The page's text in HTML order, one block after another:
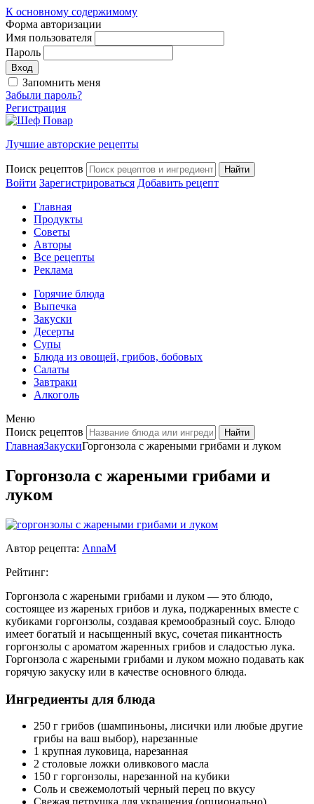
К основному содержимому
Форма авторизации
Имя пользователя
Пароль
Запомнить меня
Забыли пароль?
Регистрация
Лучшие авторские рецепты
Поиск рецептов
Войти Зарегистрироваться Добавить рецепт
Главная
Продукты
Советы
Авторы
Все рецепты
Реклама
Горячие блюда
Выпечка
Закуски
Десерты
Супы
Блюда из овощей, грибов, бобовых
Салаты
Завтраки
Алкоголь
Меню
Поиск рецептов
ГлавнаяЗакускиГоргонзола с жареными грибами и луком
Горгонзола с жареными грибами и
луком
Автор рецепта: AnnaM
Рейтинг:
Горгонзола с жареными грибами и луком — это блюдо,
состоящее из жареных грибов и лука, поджаренных вместе с
кубиками горгонзолы, создавая кремообразный соус. Блюдо
имеет богатый и насыщенный вкус, сочетая пикантность
горгонзолы с ароматом жаренных грибов и сладостью лука.
Горгонзола с жареными грибами и луком можно подавать как
горячую закуску или в качестве основного блюда.
Ингредиенты для блюда
250 г грибов (шампиньоны, лисички или любые другие
грибы на ваш выбор), нарезанные
1 крупная луковица, нарезанная
2 столовые ложки оливкового масла
150 г горгонзолы, нарезанной на кубики
Соль и свежемолотый черный перец по вкусу